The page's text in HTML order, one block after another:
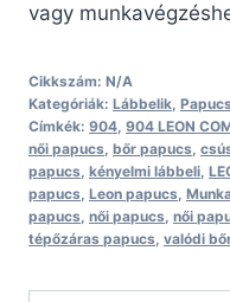
vagy
Cikkszám: N/A
Kategóriák: Lábbelik,
Címkék: 904, 904 LEON
női papucs, bőr papucs,
papucs, kényelmi lábbeli,
papucs, Leon papucs,
papucs, női papucs, női
tépőzáras papucs, valódi bőr